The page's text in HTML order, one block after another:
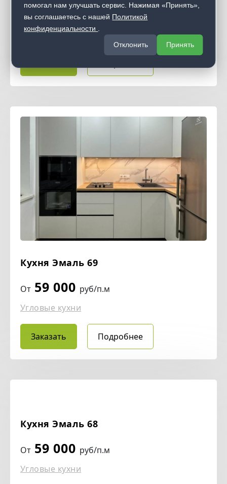
От 56 000 руб/п.м
Угловые кухни
Кухня Эмаль 69
От 59 000 руб/п.м
Угловые кухни
Заказать Подробнее
Кухня Эмаль 68
От 59 000 руб/п.м
Угловые кухни
помогал нам улучшать сервис. Нажимая «Принять»,
вы соглашаетесь с нашей Политикой
конфиденциальности
Отклонить
Принять